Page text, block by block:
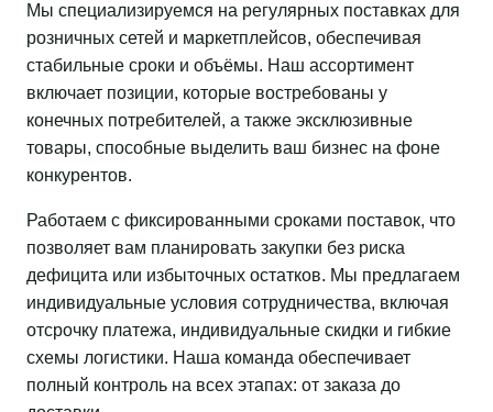
Мы специализируемся на регулярных поставках для
розничных сетей и маркетплейсов, обеспечивая
стабильные сроки и объёмы. Наш ассортимент
включает позиции, которые востребованы у
конечных потребителей, а также эксклюзивные
товары, способные выделить ваш бизнес на фоне
конкурентов.
Работаем с фиксированными сроками поставок, что
позволяет вам планировать закупки без риска
дефицита или избыточных остатков. Мы предлагаем
индивидуальные условия сотрудничества, включая
отсрочку платежа, индивидуальные скидки и гибкие
схемы логистики. Наша команда обеспечивает
полный контроль на всех этапах: от заказа до